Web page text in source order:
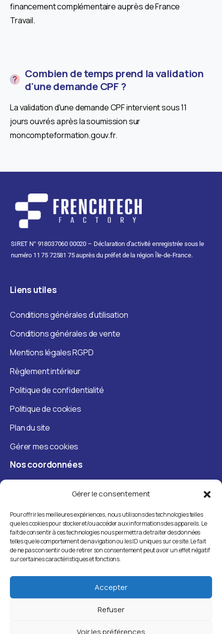
Gérer le consentement
Pour offrir les meilleures expériences, nous utilisons des technologies telles
que les cookies pour stocker et/ou accéder aux informations des appareils. Le
fait de consentir à ces technologies nous permettra de traiter des données
telles que le comportement de navigation ou les ID uniques sur ce site. Le fait
de ne pas consentir ou de retirer son consentement peut avoir un effet négatif
sur certaines caractéristiques et fonctions.
Accepter
Refuser
Voir les préférences
financement complémentaire auprès de France
Travail.
Combien de temps prend la validation
d'une demande CPF ?
La validation d'une demande CPF intervient sous 11
jours ouvrés après la soumission sur
moncompteformation.gouv.fr.
SIRET N° 918037060 00020 – Déclaration d’activité enregistrée sous le
numéro 11 75 72581 75 auprès du préfet de la région Île-de-France.
Liens utiles
Conditions générales d’utilisation
Conditions générales de vente
Mentions légales RGPD
Règlement intérieur
Politique de confidentialité
Politique de cookies
Plan du site
Gérer mes cookies
Noscoordonnées
+33 7 57 84 44 97
contact@french-techfactory.com
58 rue de Monceau, 75008 Paris